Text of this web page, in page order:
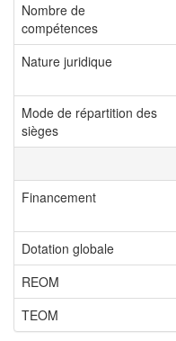
Nombre de
compétences
Nature juridique
Mode de répartition des
sièges
Financement
Dotation globale
REOM
TEOM